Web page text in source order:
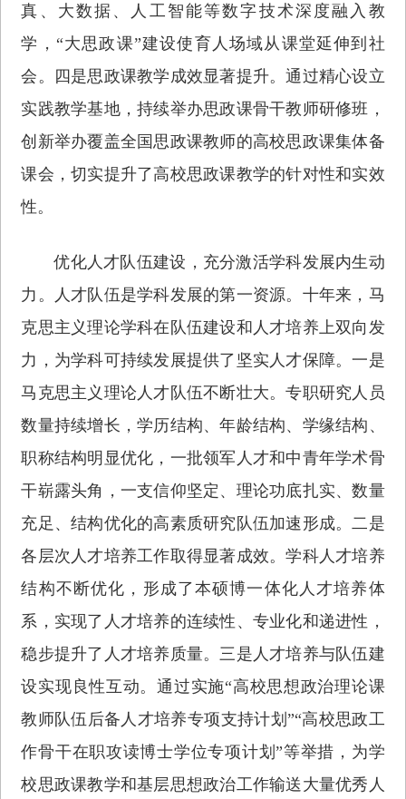
真、大数据、人工智能等数字技术深度融入教
学，“大思政课”建设使育人场域从课堂延伸到社
会。四是思政课教学成效显著提升。通过精心设立
实践教学基地，持续举办思政课骨干教师研修班，
创新举办覆盖全国思政课教师的高校思政课集体备
课会，切实提升了高校思政课教学的针对性和实效
性。
优化人才队伍建设，充分激活学科发展内生动
力。人才队伍是学科发展的第一资源。十年来，马
克思主义理论学科在队伍建设和人才培养上双向发
力，为学科可持续发展提供了坚实人才保障。一是
马克思主义理论人才队伍不断壮大。专职研究人员
数量持续增长，学历结构、年龄结构、学缘结构、
职称结构明显优化，一批领军人才和中青年学术骨
干崭露头角，一支信仰坚定、理论功底扎实、数量
充足、结构优化的高素质研究队伍加速形成。二是
各层次人才培养工作取得显著成效。学科人才培养
结构不断优化，形成了本硕博一体化人才培养体
系，实现了人才培养的连续性、专业化和递进性，
稳步提升了人才培养质量。三是人才培养与队伍建
设实现良性互动。通过实施“高校思想政治理论课
教师队伍后备人才培养专项支持计划”“高校思政工
作骨干在职攻读博士学位专项计划”等举措，为学
校思政课教学和基层思想政治工作输送大量优秀人